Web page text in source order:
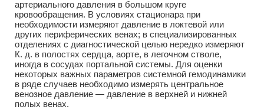
артериального давления в большом круге
кровообращения. В условиях стационара при
необходимости измеряют давление в локтевой или
других периферических венах; в специализированных
отделениях с диагностической целью нередко измеряют
К. д. в полостях сердца, аорте, в легочном стволе,
иногда в сосудах портальной системы. Для оценки
некоторых важных параметров системной гемодинамики
в ряде случаев необходимо измерять центральное
венозное давление — давление в верхней и нижней
полых венах.